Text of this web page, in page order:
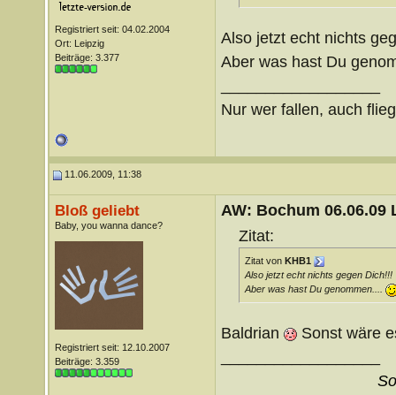
Registriert seit: 04.02.2004
Ort: Leipzig
Beiträge: 3.377
Also jetzt echt nichts
Aber was hast Du
Nur wer fallen, auch
11.06.2009, 11:38
Bloß geliebt
Baby, you wanna dance?
Registriert seit: 12.10.2007
Beiträge: 3.359
AW: Bochum 06.06.09
Zitat:
Zitat von KHB1
Also jetzt echt nichts gegen Dich!!!
Aber was hast Du genommen....
Baldrian
Sonst wäre